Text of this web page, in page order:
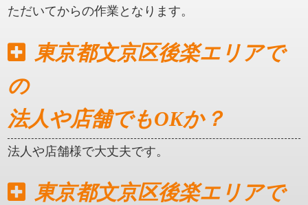
ただいてからの作業となります。
東京都文京区後楽エリアで
の
法人や店舗でもOKか？
法人や店舗様で大丈夫です。
東京都文京区後楽エリアで